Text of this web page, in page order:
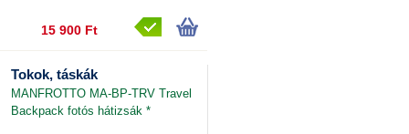
15 900 Ft
Tokok, táskák
MANFROTTO MA-BP-TRV Travel
Backpack fotós hátizsák *